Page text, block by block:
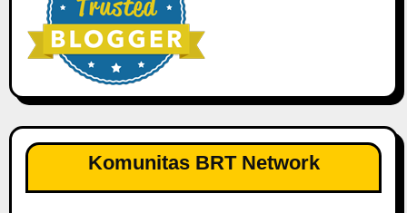
Komunitas BRT Network